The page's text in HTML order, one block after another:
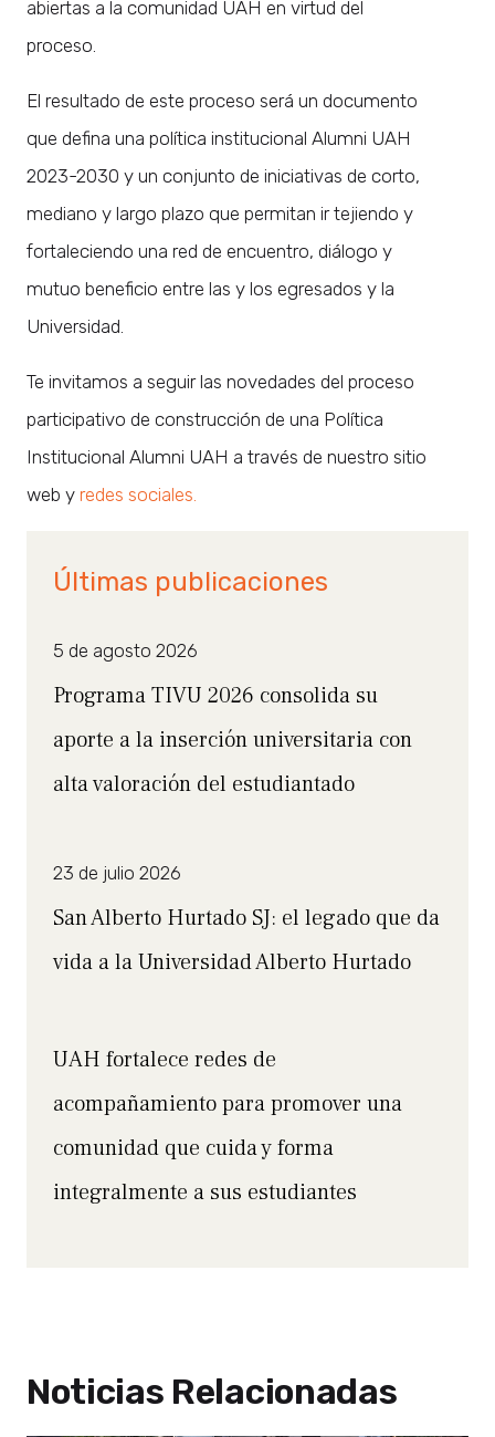
abiertas a la comunidad UAH en virtud del
proceso.
El resultado de este proceso será un documento
que defina una política institucional Alumni UAH
2023-2030 y un conjunto de iniciativas de corto,
mediano y largo plazo que permitan ir tejiendo y
fortaleciendo una red de encuentro, diálogo y
mutuo beneficio entre las y los egresados y la
Universidad.
Te invitamos a seguir las novedades del proceso
participativo de construcción de una Política
Institucional Alumni UAH a través de nuestro sitio
web y redes sociales.
Últimas publicaciones
5 de agosto 2026
Programa TIVU 2026 consolida su
aporte a la inserción universitaria con
alta valoración del estudiantado
23 de julio 2026
San Alberto Hurtado SJ: el legado que da
vida a la Universidad Alberto Hurtado
UAH fortalece redes de
acompañamiento para promover una
comunidad que cuida y forma
integralmente a sus estudiantes
Noticias Relacionadas